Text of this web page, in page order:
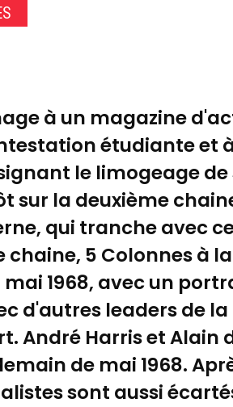
à un magazine
étudiante et
le limogeage
sur la deuxième
qui tranche avec
5 Colonnes à
1968, avec un
d'autres leaders de
André Harris et Alain
de mai 1968.
sont aussi